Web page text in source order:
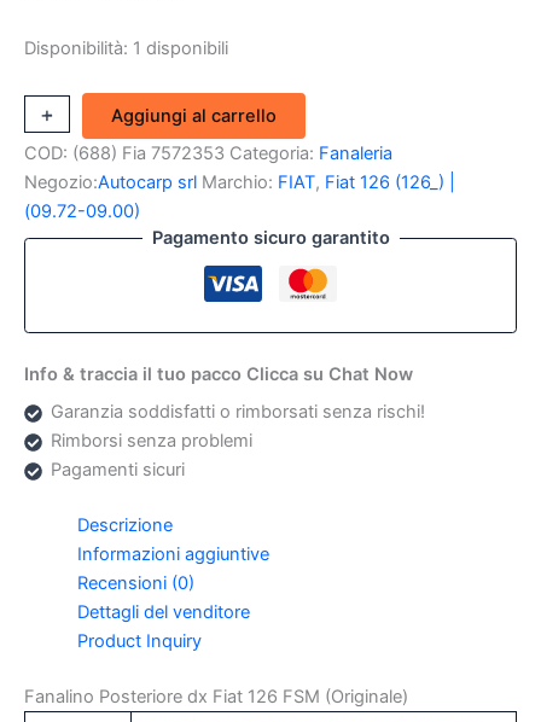
Disponibilità: 1 disponibili
-
Fanalino
Posteriore
dx
Fiat
126
FSM
+
Aggiungi al carrello
COD: (688) Fia 7572353 Categoria: Fanaleria
Negozio:Autocarp srl Marchio: FIAT, Fiat 126 (126_) |
(09.72-09.00)
Pagamento sicuro garantito
Info & traccia il tuo pacco Clicca su Chat Now
Garanzia soddisfatti o rimborsati senza rischi!
Rimborsi senza problemi
Pagamenti sicuri
Descrizione
Informazioni aggiuntive
Recensioni (0)
Dettagli del venditore
Product Inquiry
Fanalino Posteriore dx Fiat 126 FSM (Originale)